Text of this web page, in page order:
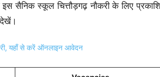
इस सैनिक स्कूल चित्तौड़गढ़ नौकरी के लिए
यहाँ से करें ऑनलाइन आवेदन